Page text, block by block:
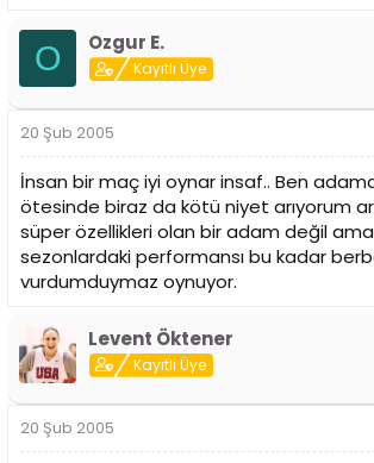
O Ozgur E.
Kayıtlı Üye
20 Şub 2005
İnsan bir maç iyi oynar insaf.. Ben
ötesinde biraz da kötü niyet arıyorum
süper özellikleri olan bir adam değil
sezonlardaki performansı bu kadar
vurdumduymaz oynuyor.
Levent Öktener
Kayıtlı Üye
20 Şub 2005